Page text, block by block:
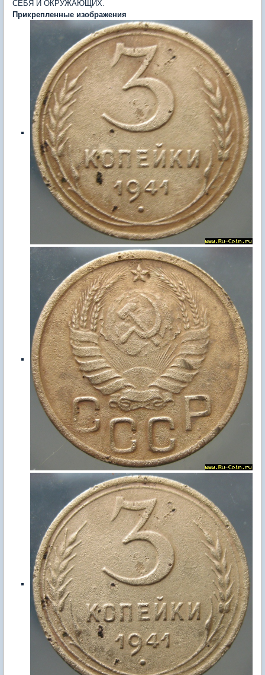
СЕБЯ И ОКРУЖАЮЩИХ.
Прикрепленные изображения